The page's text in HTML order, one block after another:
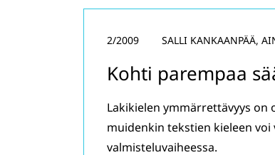
Kohti parempaa
2/2009 SALLI KANKAANPÄÄ,
Lakikielen ymmärrettävyys on
muidenkin tekstien kieleen
valmisteluvaiheessa.